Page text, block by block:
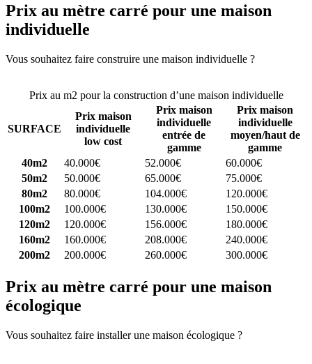
Prix au mètre carré pour une maison
individuelle
Vous souhaitez faire construire une maison individuelle ?
Prix au m2 pour la construction d’une maison individuelle
SURFACE
Prix maison
individuelle
low cost
Prix maison
individuelle
entrée de
gamme
Prix maison
individuelle
moyen/haut de
gamme
40m2
40.000€ 52.000€
60.000€
50m2
50.000€ 65.000€
75.000€
80m2
80.000€ 104.000€
120.000€
100m2
100.000€ 130.000€
150.000€
120m2
120.000€ 156.000€
180.000€
160m2
160.000€ 208.000€
240.000€
200m2
200.000€ 260.000€ 300.000€
Prix au mètre carré pour une maison
écologique
Vous souhaitez faire installer une maison écologique ?